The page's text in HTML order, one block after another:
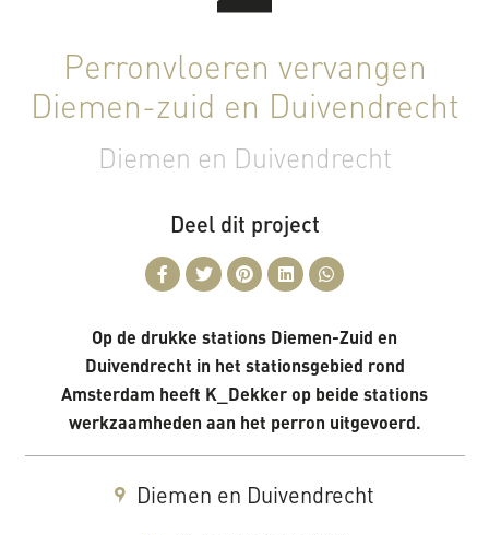
Perronvloeren vervangen
Diemen-zuid en Duivendrecht
Diemen en Duivendrecht
Deel dit project
Op de drukke stations Diemen-Zuid en
Duivendrecht in het stationsgebied rond
Amsterdam heeft K_Dekker op beide stations
werkzaamheden aan het perron uitgevoerd.
Diemen en Duivendrecht